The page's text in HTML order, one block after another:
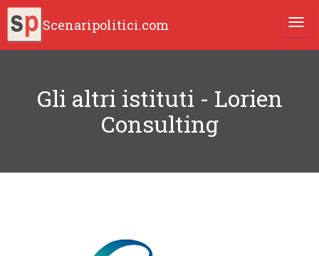
Scenaripolitici.com
Gli altri istituti - Lorien
Consulting